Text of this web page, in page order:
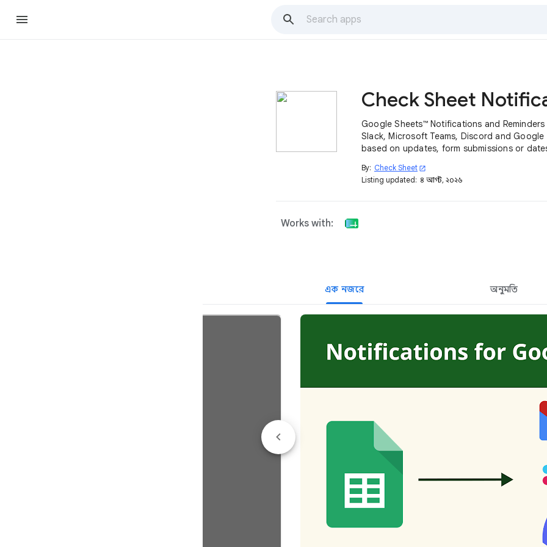
Google Sheets™ Notifications and Reminders
Slack, Microsoft Teams, Discord and Google
based on updates, form submissions or
By: Check Sheet open_in_new
Listing updated: ৪ আগস্ট, ২০২৬
Works with:
এক নজরে অনুমতি